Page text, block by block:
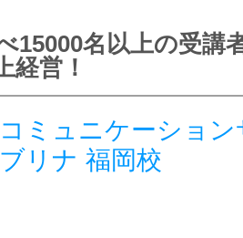
15000名以上の受講
経営！
コミュニケーショ
ブリナ 福岡校